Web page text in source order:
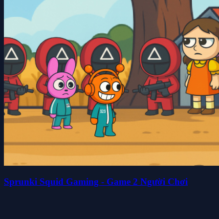
Sprunki Squid Gaming - Game 2 Người Chơi